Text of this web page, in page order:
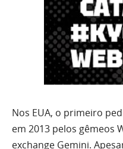
Nos EUA, o primeiro
em 2013 pelos gêmeos
exchange Gemini.